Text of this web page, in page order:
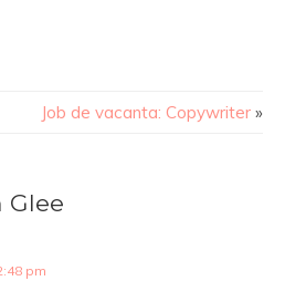
Job de vacanta: Copywriter »
Glee
pm